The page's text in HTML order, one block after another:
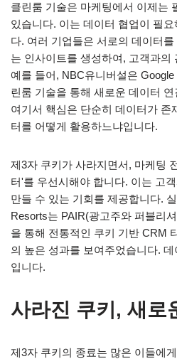
클린룸 기술은 마케팅에서 이제는
있습니다. 이는 데이터 협업이 필
다. 여러 기업들은 서로의 데이터
는 인사이트를 생성하여, 고객과의
예를 들어, NBC유니버설은
린룸 기술을 통해 새로운 데이터
여기서 핵심은 단순히 데이터가 존
터를 어떻게 활용하느냐입니다.
제3자 쿠키가 사라지면서, 마케팅
터'를 우선시해야 합니다. 이는 고
만들 수 있는 기회를 제공합니다.
Resorts는 PAIR(광고주와 퍼블리
을 통해 전통적인 쿠키 기반 CRM
의 높은 성과를 보여주었습니다.
입니다.
사라진 쿠키, 새로
제3자 쿠키의 종료는 많은 이들에